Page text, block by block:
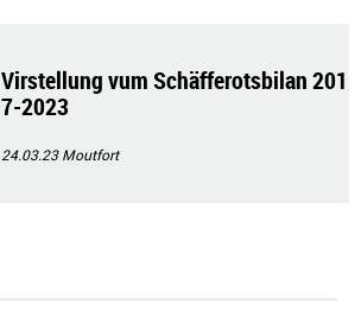
Virstellung vum Schäfferotsbilan 201
7-2023
24.03.23Moutfort